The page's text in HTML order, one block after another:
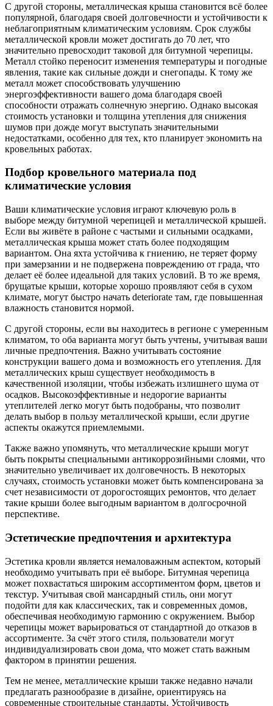
С другой стороны, металлическая крыша становится всё более
популярной, благодаря своей долговечности и устойчивости к
неблагоприятным климатическим условиям. Срок службы
металлической кровли может достигать до 70 лет, что
значительно превосходит таковой для битумной черепицы.
Металл стойко переносит изменения температуры и погодные
явления, такие как сильные дожди и снегопады. К тому же
металл может способствовать улучшению
энергоэффективности вашего дома благодаря своей
способности отражать солнечную энергию. Однако высокая
стоимость установки и толщина утепления для снижения
шумов при дожде могут выступать значительными
недостатками, особенно для тех, кто планирует экономить на
кровельных работах.
Подбор кровельного материала под
климатические условия
Ваши климатические условия играют ключевую роль в
выборе между битумной черепицей и металлической крышей.
Если вы живёте в районе с частыми и сильными осадками,
металлическая крыша может стать более подходящим
вариантом. Она яхта устойчива к гниению, не теряет форму
при замерзании и не подвержена повреждению от града, что
делает её более идеальной для таких условий. В то же время,
брущатые крыши, которые хорошо проявляют себя в сухом
климате, могут быстро начать deteriorate там, где повышенная
влажность становится нормой.
С другой стороны, если вы находитесь в регионе с умеренным
климатом, то оба варианта могут быть учтены, учитывая ваши
личные предпочтения. Важно учитывать состояние
конструкции вашего дома и возможность его утепления. Для
металлических крыш существует необходимость в
качественной изоляции, чтобы избежать излишнего шума от
осадков. Высокоэффективные и недорогие варианты
утеплителей легко могут быть подобраны, что позволит
делать выбор в пользу металлической крыши, если другие
аспекты окажутся приемлемыми.
Также важно упомянуть, что металлические крыши могут
быть покрыты специальными антикоррозийными слоями, что
значительно увеличивает их долговечность. В некоторых
случаях, стоимость установки может быть компенсирована за
счет независимости от дорогостоящих ремонтов, что делает
такие крыши более выгодным вариантом в долгосрочной
перспективе.
Эстетические предпочтения и архитектура
Эстетика кровли является немаловажным аспектом, который
необходимо учитывать при её выборе. Битумная черепица
может похвастаться широким ассортиментом форм, цветов и
текстур. Учитывая свой мансардный стиль, они могут
подойти для как классических, так и современных домов,
обеспечивая необходимую гармонию с окружением. Выбор
черепицы может варьироваться от стандартной до отказов в
ассортименте. За счёт этого стиля, пользователи могут
индивидуализировать свои дома, что может стать важным
фактором в принятии решения.
Тем не менее, металлические крыши также недавно начали
предлагать разнообразие в дизайне, ориентируясь на
современные строительные стандарты. Устойчивость